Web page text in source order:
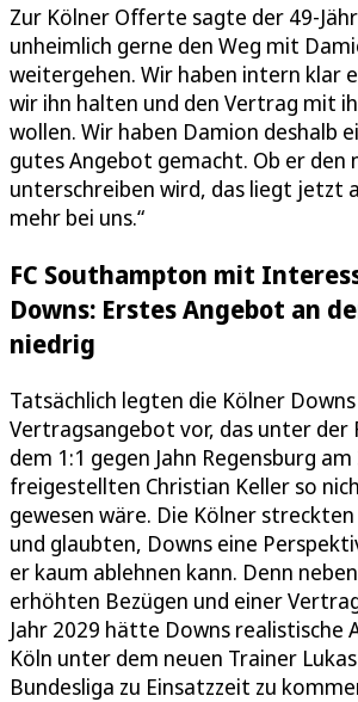
Zur Kölner Offerte sagte der 49-
unheimlich gerne den Weg mit
weitergehen. Wir haben intern klar
wir ihn halten und den Vertrag mit
wollen. Wir haben Damion deshalb
gutes Angebot gemacht. Ob er den
unterschreiben wird, das liegt jetzt
mehr bei uns.“
FC Southampton mit
Downs: Erstes Angebot an
niedrig
Tatsächlich legten die Kölner
Vertragsangebot vor, das unter der
dem 1:1 gegen Jahn Regensburg
freigestellten Christian Keller so
gewesen wäre. Die Kölner
und glaubten, Downs eine
er kaum ablehnen kann. Denn
erhöhten Bezügen und einer
Jahr 2029 hätte Downs realistische
Köln unter dem neuen Trainer
Bundesliga zu Einsatzzeit zu